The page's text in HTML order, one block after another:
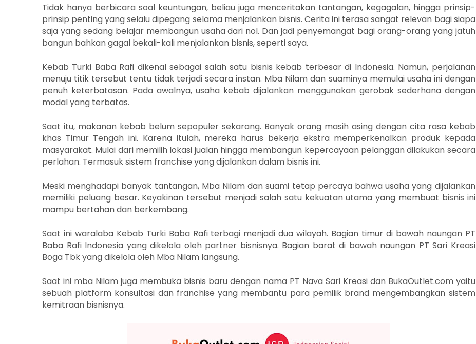
Tidak hanya berbicara soal keuntungan, beliau juga menceritakan tantangan, kegagalan, hingga prinsip-
prinsip penting yang selalu dipegang selama menjalankan bisnis. Cerita ini terasa sangat relevan bagi siapa
saja yang sedang belajar membangun usaha dari nol. Dan jadi penyemangat bagi orang-orang yang jatuh
bangun bahkan gagal bekali-kali menjalankan bisnis, seperti saya.
Kebab Turki Baba Rafi dikenal sebagai salah satu bisnis kebab terbesar di Indonesia. Namun, perjalanan
menuju titik tersebut tentu tidak terjadi secara instan. Mba Nilam dan suaminya memulai usaha ini dengan
penuh keterbatasan. Pada awalnya, usaha kebab dijalankan menggunakan gerobak sederhana dengan
modal yang terbatas.
Saat itu, makanan kebab belum sepopuler sekarang. Banyak orang masih asing dengan cita rasa kebab
khas Timur Tengah ini. Karena itulah, mereka harus bekerja ekstra memperkenalkan produk kepada
masyarakat. Mulai dari memilih lokasi jualan hingga membangun kepercayaan pelanggan dilakukan secara
perlahan. Termasuk sistem franchise yang dijalankan dalam bisnis ini.
Meski menghadapi banyak tantangan, Mba Nilam dan suami tetap percaya bahwa usaha yang dijalankan
memiliki peluang besar. Keyakinan tersebut menjadi salah satu kekuatan utama yang membuat bisnis ini
mampu bertahan dan berkembang.
Saat ini waralaba Kebab Turki Baba Rafi terbagi menjadi dua wilayah. Bagian timur di bawah naungan PT
Baba Rafi Indonesia yang dikelola oleh partner bisnisnya. Bagian barat di bawah naungan PT Sari Kreasi
Boga Tbk yang dikelola oleh Mba Nilam langsung.
Saat ini mba Nilam juga membuka bisnis baru dengan nama PT Nava Sari Kreasi dan BukaOutlet.com yaitu
sebuah platform konsultasi dan franchise yang membantu para pemilik brand mengembangkan sistem
kemitraan bisnisnya.